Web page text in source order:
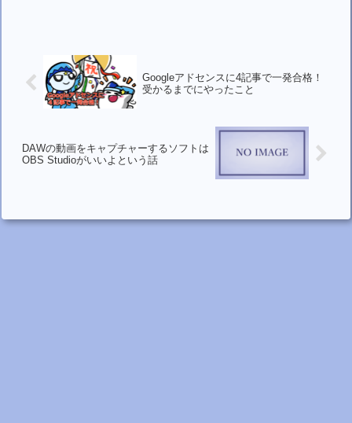
Googleアドセンスに4記事で一発合格！
受かるまでにやったこと
DAWの動画をキャプチャーするソフトは
OBS Studioがいいよという話